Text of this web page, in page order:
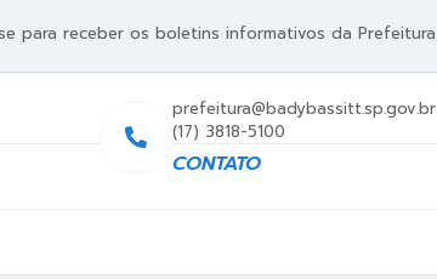
CONTATO
(17) 3818-5100
prefeitura@badybassitt.sp.gov.br
para receber os boletins informativos da Prefeitura